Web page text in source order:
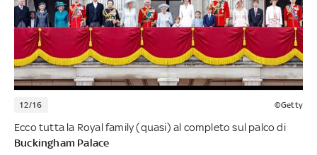
12/16 ©Getty
Ecco tutta la Royal family (quasi) al completo sul palco di
Buckingham Palace